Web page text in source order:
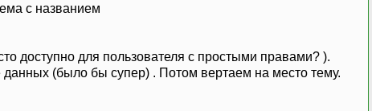
с названием
доступно для пользователя с простыми правами? ).
(было бы супер) . Потом вертаем на место тему.